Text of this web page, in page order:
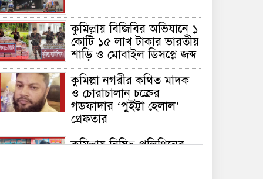
কুমিল্লায় বিজিবির অভিযানে ১
কোটি ১৫ লাখ টাকার ভারতীয়
শাড়ি ও মোবাইল ডিসপ্লে জব্দ
কুমিল্লা নগরীর কথিত মাদক
ও চোরাচালান চক্রের
গডফাদার ‘পুইট্টা হেলাল’
গ্রেফতার
কুমিল্লায় নিষিদ্ধ পলিথিনের